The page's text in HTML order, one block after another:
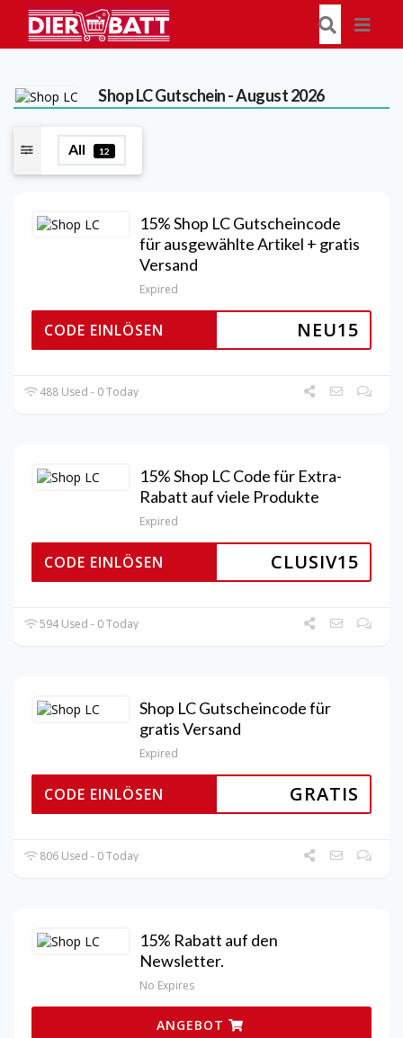
Shop LCGutschein - August 2026
All 12
15% Shop LC Gutscheincode
für ausgewählte Artikel + gratis
Versand
Expired
NEU15
CODE EINLÖSEN
488 Used - 0 Today
15% Shop LC Code für Extra-
Rabatt auf viele Produkte
Expired
CLUSIV15
CODE EINLÖSEN
594 Used - 0 Today
Shop LC Gutscheincode für
gratis Versand
Expired
GRATIS
CODE EINLÖSEN
806 Used - 0 Today
15% Rabatt auf den
Newsletter.
No Expires
ANGEBOT